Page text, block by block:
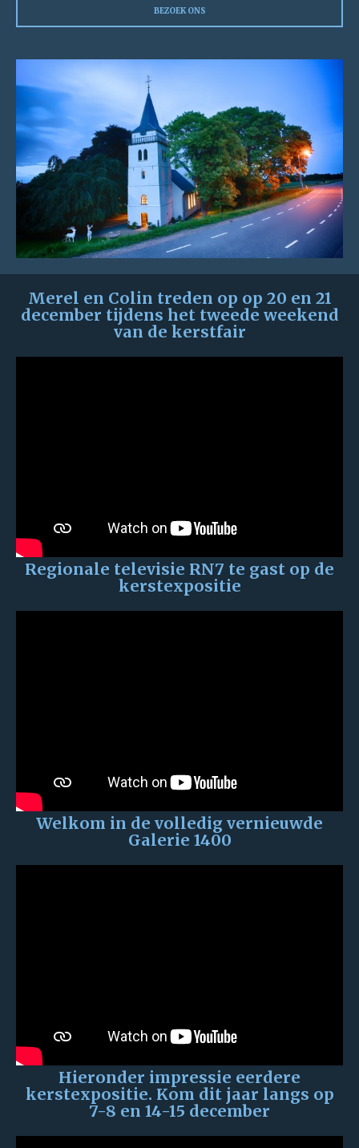
BEZOEK ONS
Merel en Colin treden op op 20 en 21
december tijdens het tweede weekend
van de kerstfair
Regionale televisie RN7 te gast op de
kerstexpositie
Welkom in de volledig vernieuwde
Galerie 1400
Hieronder impressie eerdere
kerstexpositie. Kom dit jaar langs op
7-8 en 14-15 december